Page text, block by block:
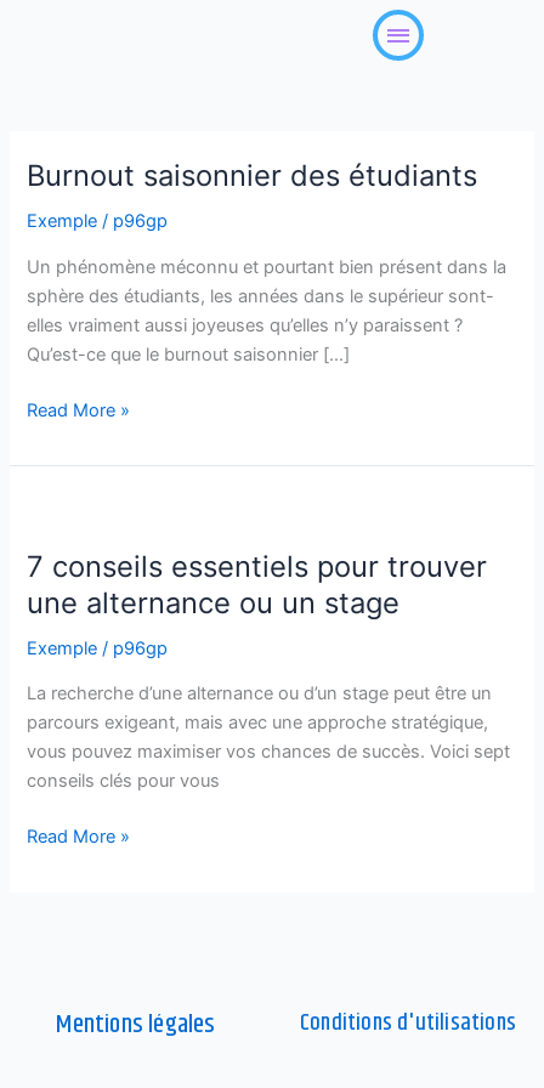
Burnout saisonnier des étudiants
Exemple / p96gp
Un phénomène méconnu et pourtant bien présent dans la
sphère des étudiants, les années dans le supérieur sont-
elles vraiment aussi joyeuses qu’elles n’y paraissent ?
Qu’est-ce que le burnout saisonnier […]
Burnout
des
étudiants
Read More »
7 conseils essentiels pour trouver
une alternance ou un stage
Exemple / p96gp
La recherche d’une alternance ou d’un stage peut être un
parcours exigeant, mais avec une approche stratégique,
vous pouvez maximiser vos chances de succès. Voici sept
conseils clés pour vous
essentiels
pour
une
alternance
un
Read More »
Mentions légales Conditions d'utilisations